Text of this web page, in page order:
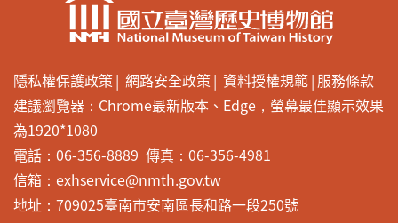
隱私權保護政策 網路安全政策 資料授權規範 服務條款
建議瀏覽器：Chrome最新版本、Edge，螢幕最佳顯示效果
為1920*1080
電話：06-356-8889 傳真：06-356-4981
信箱：exhservice@nmth.gov.tw
地址：709025臺南市安南區長和路一段250號